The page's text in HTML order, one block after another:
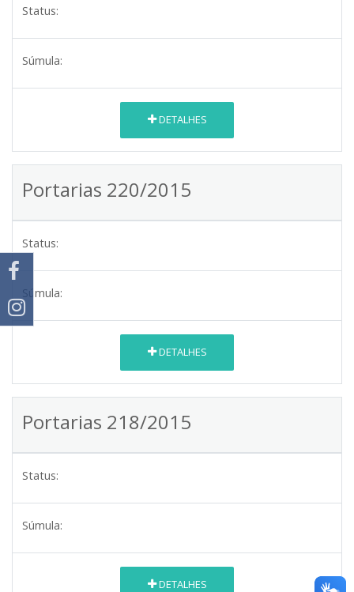
Status:
Súmula:
DETALHES
Portarias 220/2015
Status:
Súmula:
DETALHES
Portarias 218/2015
Status:
Súmula:
DETALHES